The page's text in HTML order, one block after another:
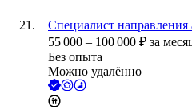
Специалист
55 000 – 100 000 ₽ за
Без опыта
Можно удалённо